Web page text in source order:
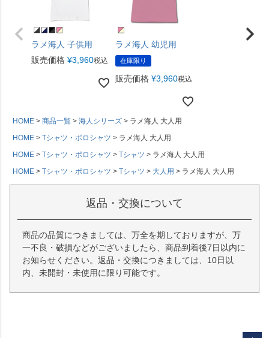
ラメ海人 子供用
販売価格 ¥3,960税込
ラメ海人 幼児用
在庫限り
販売価格 ¥3,960税込
HOME 商品一覧 海人シリーズ
ラメ海人 大人用
HOME
Tシャツ・ポロシャツ
ラメ海人 大人用
HOME
Tシャツ・ポロシャツ Tシャツ
ラメ海人 大人用
HOME
Tシャツ・ポロシャツ Tシャツ 大人用 ラメ海人 大人用
返品・交換について
商品の品質につきましては、万全を期しておりますが、万
一不良・破損などがございましたら、商品到着後7日以内に
お知らせください。返品・交換につきましては、10日以
内、未開封・未使用に限り可能です。